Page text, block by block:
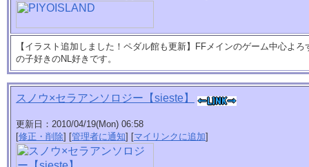
【イラスト追加しました！ペダル館も更新】FFメインのゲーム中心よ
の子好きのNL好きです。
スノウ×セラアンソロジー【sieste】
更新日：2010/04/19(Mon) 06:58
[修正・削除] [管理者に通知] [マイリンクに追加]